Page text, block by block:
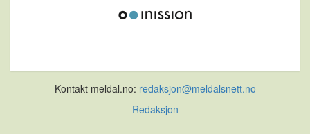
Kontakt meldal.no: redaksjon@meldalsnett.no
Redaksjon